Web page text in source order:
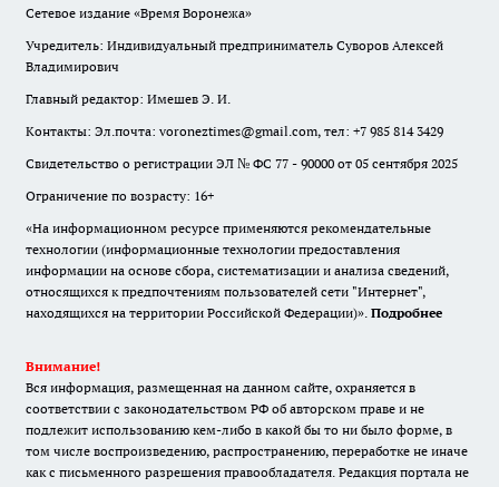
Сетевое издание «Время Воронежа»
Учредитель: Индивидуальный предприниматель Суворов Алексей
Владимирович
Главный редактор: Имешев Э. И.
Контакты: Эл.почта: voroneztimes@gmail.com, тел: +7 985 814 3429
Свидетельство о регистрации ЭЛ № ФС 77 - 90000 от 05 сентября 2025
Ограничение по возрасту: 16+
«На информационном ресурсе применяются рекомендательные
технологии (информационные технологии предоставления
информации на основе сбора, систематизации и анализа сведений,
относящихся к предпочтениям пользователей сети "Интернет",
находящихся на территории Российской Федерации)». Подробнее
Внимание!
Вся информация, размещенная на данном сайте, охраняется в
соответствии с законодательством РФ об авторском праве и не
подлежит использованию кем-либо в какой бы то ни было форме, в
том числе воспроизведению, распространению, переработке не иначе
как с письменного разрешения правообладателя. Редакция портала не